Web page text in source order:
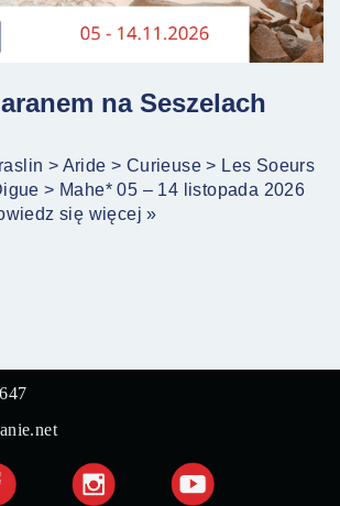
na Seszelach
> Aride > Curieuse > Les Soeurs
> Mahe* 05 – 14 listopada 2026
się więcej »